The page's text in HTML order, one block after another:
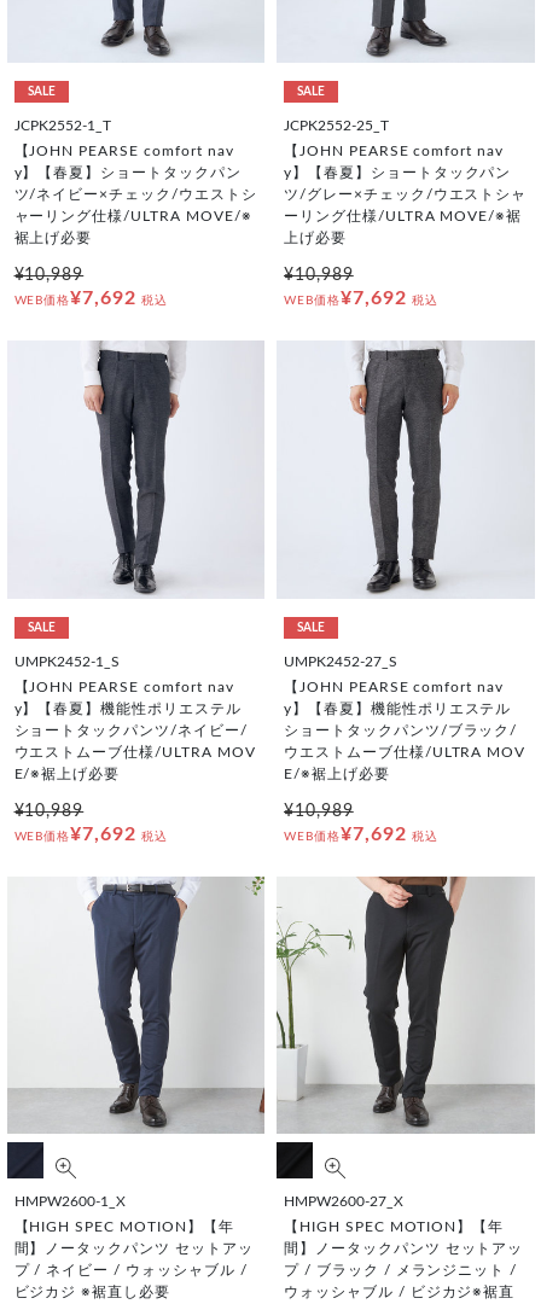
SALE
JCPK2552-1_T
【JOHN PEARSE comfort nav
y】【春夏】ショートタックパン
ツ/ネイビー×チェック/ウエストシ
ャーリング仕様/ULTRA MOVE/※
裾上げ必要
¥10,989
WEB価格¥7,692 税込
SALE
JCPK2552-25_T
【JOHN PEARSE comfort nav
y】【春夏】ショートタックパン
ツ/グレー×チェック/ウエストシャ
ーリング仕様/ULTRA MOVE/※裾
上げ必要
¥10,989
WEB価格¥7,692 税込
SALE
UMPK2452-1_S
【JOHN PEARSE comfort nav
y】【春夏】機能性ポリエステル
ショートタックパンツ/ネイビー/
ウエストムーブ仕様/ULTRA MOV
E/※裾上げ必要
¥10,989
WEB価格¥7,692 税込
SALE
UMPK2452-27_S
【JOHN PEARSE comfort nav
y】【春夏】機能性ポリエステル
ショートタックパンツ/ブラック/
ウエストムーブ仕様/ULTRA MOV
E/※裾上げ必要
¥10,989
WEB価格¥7,692 税込
HMPW2600-1_X
【HIGH SPEC MOTION】【年
間】ノータックパンツ セットアッ
プ / ネイビー / ウォッシャブル /
ビジカジ ※裾直し必要
HMPW2600-27_X
【HIGH SPEC MOTION】【年
間】ノータックパンツ セットアッ
プ / ブラック / メランジニット /
ウォッシャブル / ビジカジ※裾直